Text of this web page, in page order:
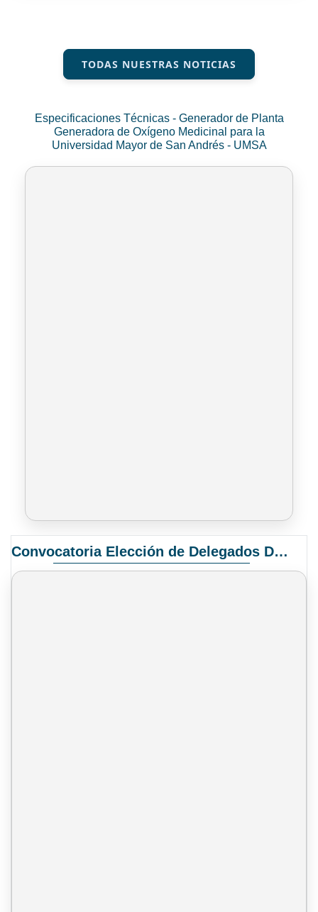
TODAS NUESTRAS NOTICIAS
Especificaciones Técnicas - Generador de Planta
Generadora de Oxígeno Medicinal para la
Universidad Mayor de San Andrés - UMSA
Convocatoria Elección de Delegados Docentes para el XIV Congreso Nacional de Universidades